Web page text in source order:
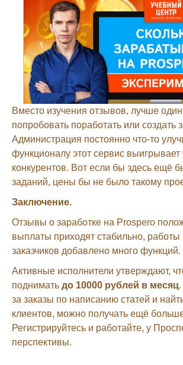
Вместо изучения отзывов, лучше
попробовать поработать или создать
Администрация постоянно что-то
функционалу этот сервис выигрывает
конкурентов. Вот если бы здесь ещё
заданий, цены бы не было такому
Заключение.
Отзывы о заработке на Prospero
выплаты приходят стабильно, работы
заказчиков добавлено много функций.
Активные исполнители утверждают,
поднимать до 10000 рублей в месяц
за заказы по написанию статей и
клиентов, можно получать ещё
Регистрируйтесь и работайте, у
перспективы.